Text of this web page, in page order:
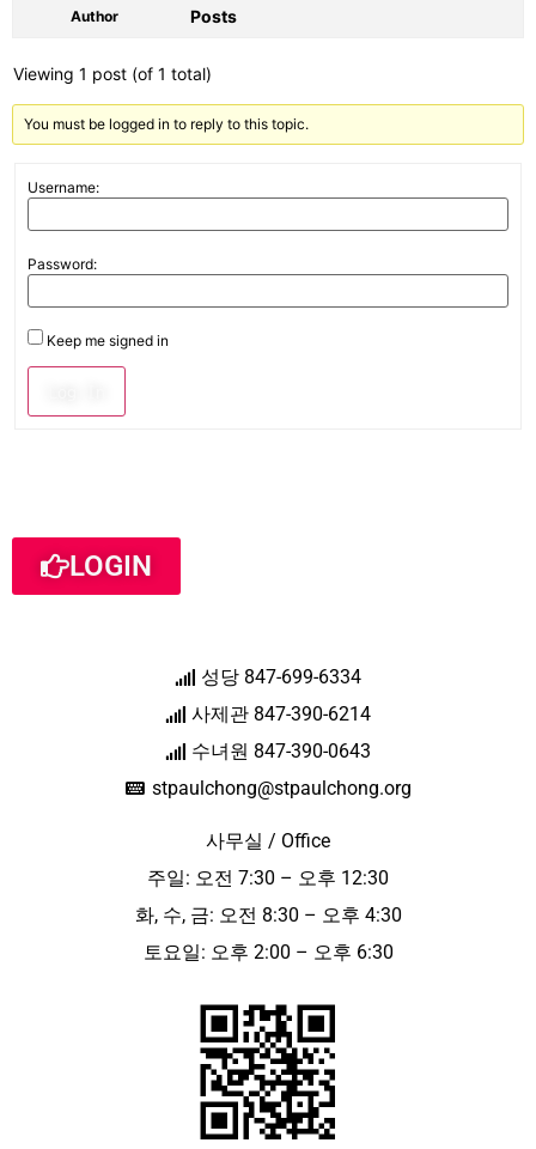
Author Posts
Viewing 1 post (of 1 total)
You must be logged in to reply to this topic.
Username:
Password:
Keep me signed in
LOGIN
성당 847-699-6334
사제관 847-390-6214
수녀원 847-390-0643
stpaulchong@stpaulchong.org
사무실 / Office
주일: 오전 7:30 – 오후 12:30
화, 수, 금: 오전 8:30 – 오후 4:30
토요일: 오후 2:00 – 오후 6:30